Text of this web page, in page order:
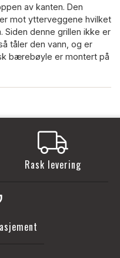
av kanten. Den
mot ytterveggene hvilket
Siden denne grillen ikke er
tåler den vann, og er
bærebøyle er montert på
Rask levering